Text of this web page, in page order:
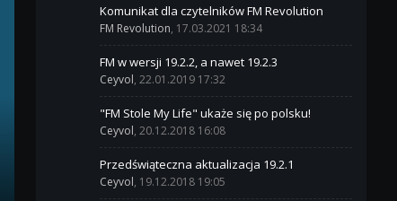
Komunikat dla czytelników FM Revolution
FM Revolution, 17.03.2021 18:34
FM w wersji 19.2.2, a nawet 19.2.3
Ceyvol, 22.01.2019 17:32
"FM Stole My Life" ukaże się po polsku!
Ceyvol, 20.12.2018 16:08
Przedświąteczna aktualizacja 19.2.1
Ceyvol, 19.12.2018 19:05